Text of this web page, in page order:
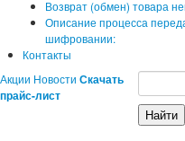
Возврат (обмен) товара
Описание процесса
шифровании:
Контакты
Акции Новости Скачать
прайс-лист